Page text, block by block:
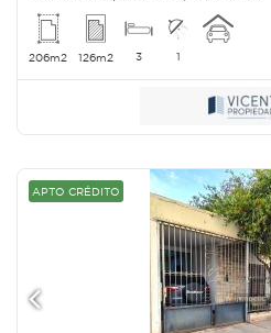
206m2 126m2 3 1
APTO CRÉDITO